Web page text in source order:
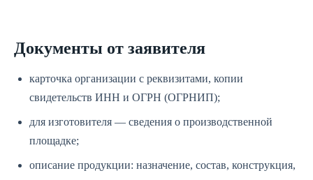
Документы от заявителя
карточка организации с реквизитами, копии
свидетельств ИНН и ОГРН (ОГРНИП);
для изготовителя — сведения о производственной
площадке;
описание продукции: назначение, состав, конструкция,